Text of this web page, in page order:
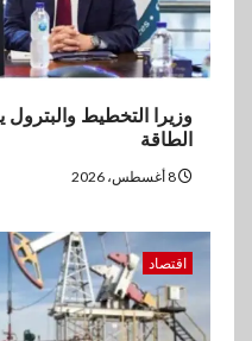
وزيرا التخطيط
الطاقة
اقتصاد